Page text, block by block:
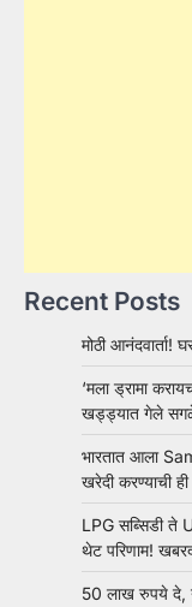
Recent Posts
मोठी आनंदवार्ता!
‘मला ड्रामा
खड्ड्यात गेले
भारतात आला
खरेदी करण्याची
LPG सब्सिडी ते
थेट परिणाम!
50 लाख रुपये दे,